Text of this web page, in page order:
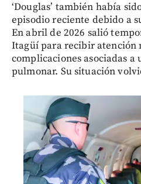
‘Douglas’ también había
episodio reciente debido a
En abril de 2026 salió
Itagüí para recibir atención
complicaciones asociadas a
pulmonar. Su situación